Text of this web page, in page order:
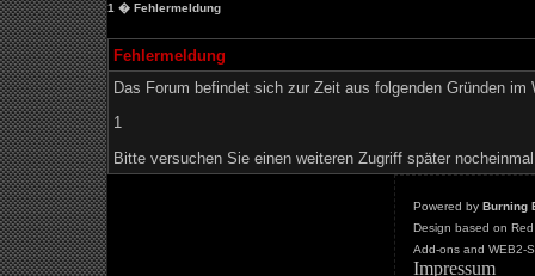
1 � Fehlermeldung
Fehlermeldung
Das Forum befindet sich zur Zeit aus folgenden Gründen im
1
Bitte versuchen Sie einen weiteren Zugriff später
Powered by Burning
Design based on
Add-ons and WEB2-
Impressum